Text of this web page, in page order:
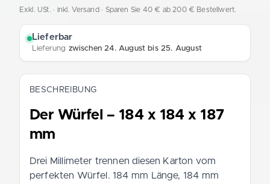
Exkl. USt. · inkl. Versand · Sparen Sie 40 € ab 200 € Bestellwert.
Lieferbar
Lieferung zwischen 24. August bis 25. August
BESCHREIBUNG
Der Würfel – 184 x 184 x 187
mm
Drei Millimeter trennen diesen Karton vom
perfekten Würfel. 184 mm Länge, 184 mm